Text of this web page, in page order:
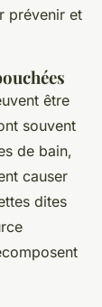
prévenir et
être
souvent
de bain,
causer
dites